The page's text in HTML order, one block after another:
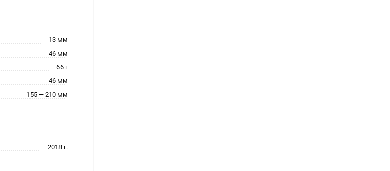
13 мм
46 мм
66 г
46 мм
155 — 210 мм
2018 г.